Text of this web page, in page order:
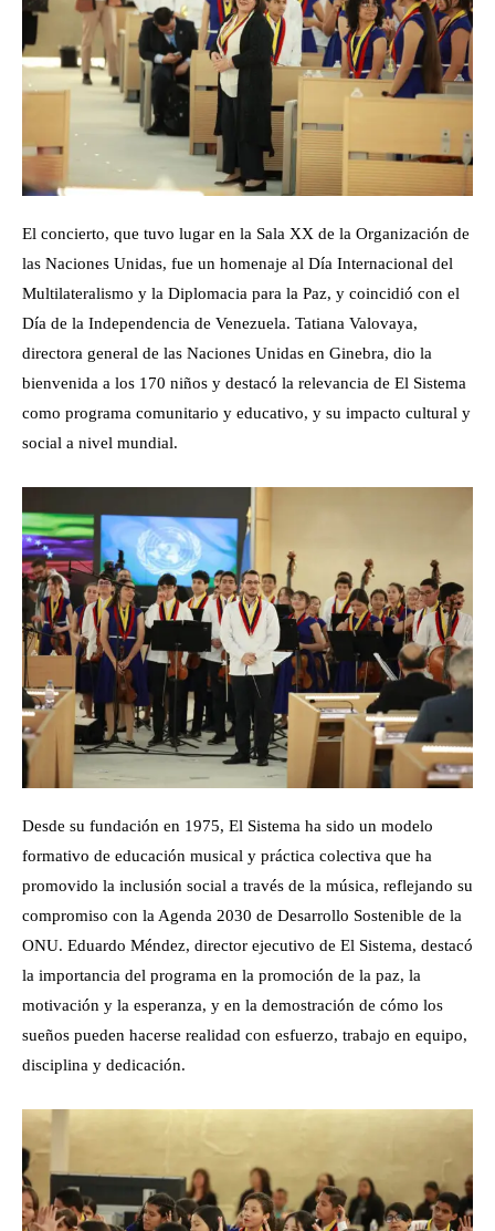
El concierto, que tuvo lugar en la Sala XX de la Organización de
las Naciones Unidas, fue un homenaje al Día Internacional del
Multilateralismo y la Diplomacia para la Paz, y coincidió con el
Día de la Independencia de Venezuela. Tatiana Valovaya,
directora general de las Naciones Unidas en Ginebra, dio la
bienvenida a los 170 niños y destacó la relevancia de El Sistema
como programa comunitario y educativo, y su impacto cultural y
social a nivel mundial.
Desde su fundación en 1975, El Sistema ha sido un modelo
formativo de educación musical y práctica colectiva que ha
promovido la inclusión social a través de la música, reflejando su
compromiso con la Agenda 2030 de Desarrollo Sostenible de la
ONU. Eduardo Méndez, director ejecutivo de El Sistema, destacó
la importancia del programa en la promoción de la paz, la
motivación y la esperanza, y en la demostración de cómo los
sueños pueden hacerse realidad con esfuerzo, trabajo en equipo,
disciplina y dedicación.